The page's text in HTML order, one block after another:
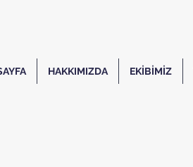
HAKKIMIZDA EKİBİMİZ